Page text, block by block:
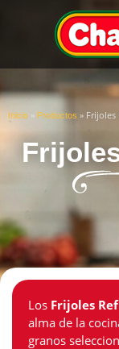
Inicio » Productos » Frijoles
Los Frijoles
alma de la
granos